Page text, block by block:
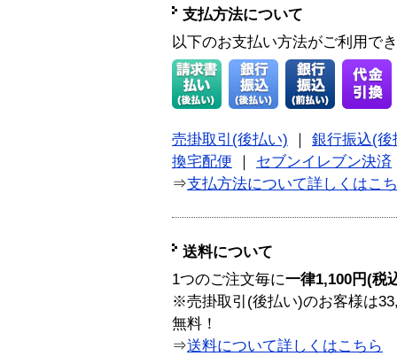
支払方法について
以下のお支払い方法がご利用で
売掛取引(後払い)
銀行振込(後
換宅配便
セブンイレブン決済
⇒支払方法について詳しくはこ
送料について
1つのご注文毎に一律1,100円(税
※売掛取引(後払い)のお客様は
無料！
⇒送料について詳しくはこちら